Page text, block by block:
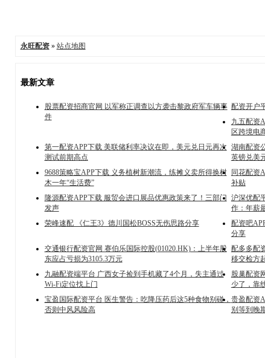
永旺配资» 站点地图
最新文章
股票配资招商官网 以军称正调查以方袭击黎政府军车辆事
件
配资开户
九五配资
区跨境电
第一配资APP下载 美联储利率决议在即，美元兑日元再次
测试前期高点
湖南配资
英镑兑美
9688策略宝APP下载 义务植树新潮流，练摊义卖所得换树
木一年“生活费”
同花配资
补贴
隆源配资APP下载 服贸会进口展品优惠政策来了！三部门
发声
沪深优配
作：年薪
荣峰速配 《仁王3》德川国松BOSS无伤思路分享
配资吧
分享
交通银行配资官网 赛伯乐国际控股(01020.HK)：上半年股
东应占亏损为3105.3万元
配多多配
移交检方
九融配资端平台 广西女子捡到手机藏了4个月，失主通过
Wi-Fi定位找上门
股巢配资
少了，靠
宝盈国际配资平台 医生警告：吃降压药后这5种食物别碰，
否则中风风险高
贵盈配资
别等到晚